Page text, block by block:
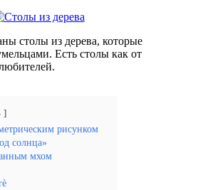
столы из дерева, которые
Есть столы как от
рисунком
солнца»
мхом